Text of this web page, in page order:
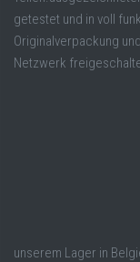
getestet und in voll
Originalverpackung
Netzwerk
unserem Lager in